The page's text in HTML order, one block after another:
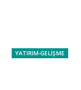
YATIRIM-GELİŞME